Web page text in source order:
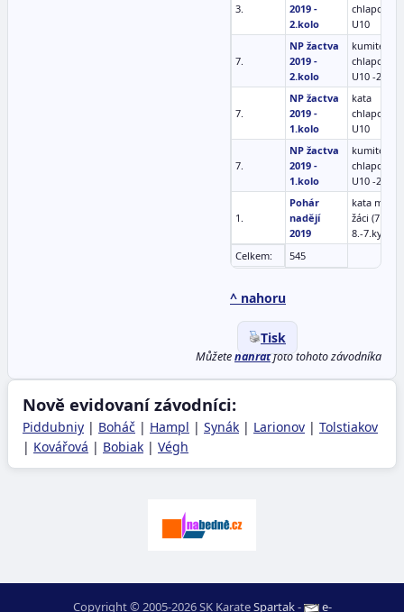
3.
2019 -
2.kolo
chlapci
U10
7.
NP žactva
2019 -
2.kolo
kumite
chlapci
U10 -27 kg
7.
NP žactva
2019 -
1.kolo
kata
chlapci
U10
7.
NP žactva
2019 -
1.kolo
kumite
chlapci
U10 -27 kg
1.
Pohár
nadějí
2019
kata ml.
žáci (7 let)
8.-7.kyu
Celkem:
545
^ nahoru
Tisk
Můžetenahrátfoto tohoto závodníka
Nově evidovaní závodníci:
Piddubniy | Boháč | Hampl | Synák | Larionov | Tolstiakov
| Kovářová | Bobiak | Végh
Copyright © 2005-2026 SK KarateSpartak- e-